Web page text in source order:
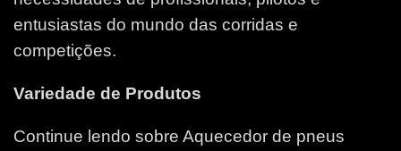
entusiastas do mundo das corridas e
competições.
Variedade de Produtos
Continue lendo sobre Aquecedor de pneus